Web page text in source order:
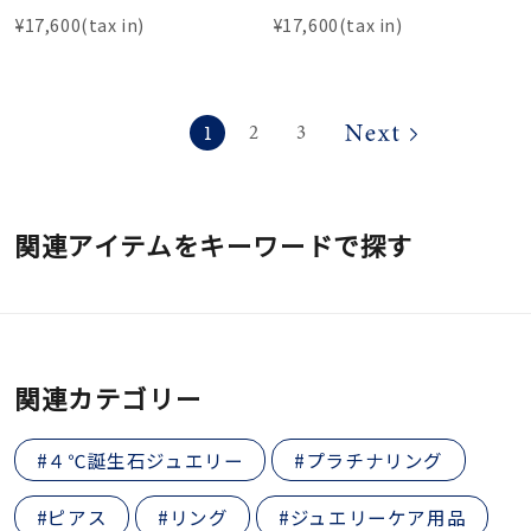
¥17,600(tax in) ¥17,600(tax in)
1 2 3
関連アイテムをキーワードで探す
関連カテゴリー
#４℃誕生石ジュエリー #プラチナリング
#ピアス #リング #ジュエリーケア用品